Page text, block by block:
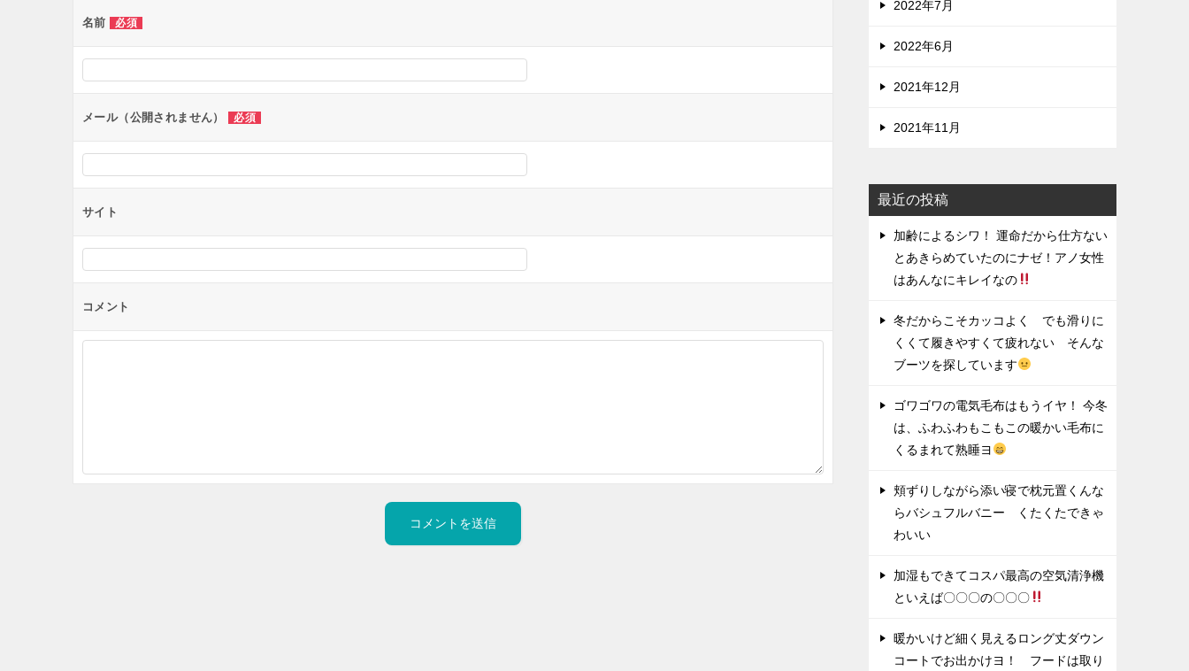
ー
ョ
ン
名前 必須
メール（公開されません） 必須
サイト
コメント
2022年7月
2022年6月
2021年12月
2021年11月
最近の投稿
加齢によるシワ！ 運命だから仕方ない
とあきらめていたのにナゼ！アノ女性
はあんなにキレイなの
冬だからこそカッコよく でも滑りに
くくて履きやすくて疲れない そんな
ブーツを探しています
ゴワゴワの電気毛布はもうイヤ！ 今冬
は、ふわふわもこもこの暖かい毛布に
くるまれて熟睡ヨ
頬ずりしながら添い寝で枕元置くんな
らバシュフルバニー くたくたできゃ
わいい
加湿もできてコスパ最高の空気清浄機
といえば〇〇〇の〇〇〇
暖かいけど細く見えるロング丈ダウン
コートでお出かけヨ！ フードは取り